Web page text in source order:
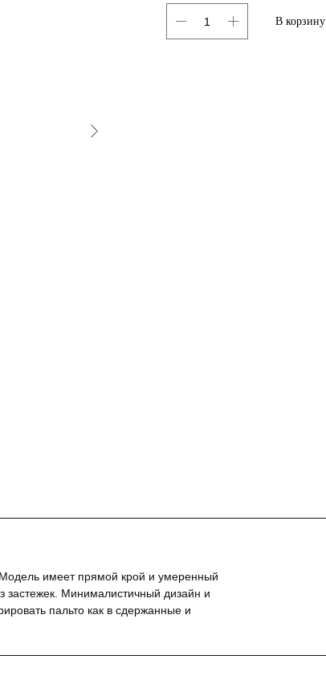
В корзину
имеет прямой крой и умеренный
застежек. Минималистичный дизайн и
пальто как в сдержанные и